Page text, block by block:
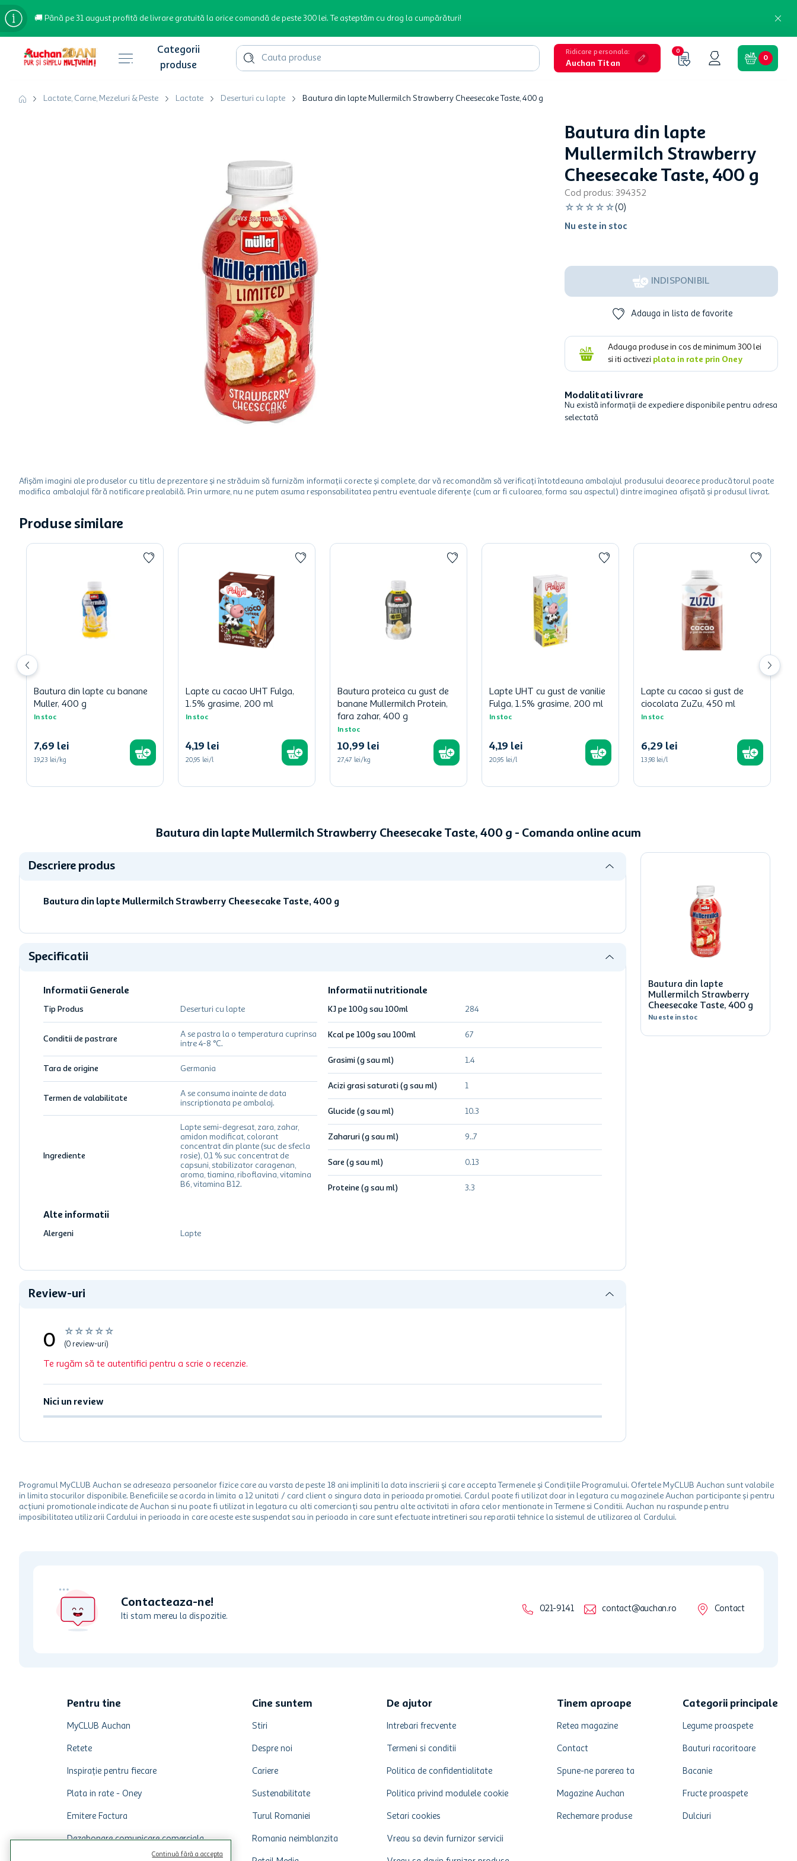
🚚 Până pe 31 august profită de livrare gratuită la orice comandă de peste 300 lei. Te așteptăm cu drag la cumpărături!
Cauta produse
hartie igienica
Ridicare personala:
Auchan Titan
0
0
Lactate, Carne, Mezeluri & Peste Lactate Deserturi cu lapte Bautura din lapte Mullermilch Strawberry Cheesecake Taste, 400 g
Bautura din lapte
Mullermilch Strawberry
Cheesecake Taste, 400 g
Cod produs: 394352
☆ ☆ ☆ ☆ ☆(0)
Nu este in stoc
INDISPONIBIL
Adauga in lista de favorite
Adauga produse in cos de minimum 300 lei
si iti activezi plata in rate prin Oney
Modalitati livrare
Nu există informații de expediere disponibile pentru adresa
selectată
Afișăm imagini ale produselor cu titlu de prezentare și ne străduim să furnizăm informații corecte și complete, dar vă recomandăm să verificați întotdeauna ambalajul produsului deoarece producătorul poate
modifica ambalajul fără notificare prealabilă. Prin urmare, nu ne putem asuma responsabilitatea pentru eventuale diferențe (cum ar fi culoarea, forma sau aspectul) dintre imaginea afișată și produsul livrat.
Produse similare
Bautura din lapte cu banane
Muller, 400 g
In stoc
7,69 lei
19,23 lei/kg
Lapte cu cacao UHT Fulga,
1.5% grasime, 200 ml
In stoc
4,19 lei
20,95 lei/l
Bautura proteica cu gust de
banane Mullermilch Protein,
fara zahar, 400 g
In stoc
10,99 lei
27,47 lei/kg
Lapte UHT cu gust de vanilie
Fulga, 1.5% grasime, 200 ml
In stoc
4,19 lei
20,95 lei/l
Lapte cu cacao si gust de
ciocolata ZuZu, 450 ml
In stoc
6,29 lei
13,98 lei/l
Bautura din lapte Mullermilch Strawberry Cheesecake Taste, 400 g - Comanda online acum
Descriere produs
Bautura din lapte Mullermilch Strawberry Cheesecake Taste, 400 g
Specificatii
Informatii Generale
Tip Produs Deserturi cu lapte
Conditii de pastrare
A se pastra la o temperatura cuprinsa
intre 4-8 °C.
Tara de origine Germania
Termen de valabilitate
A se consuma inainte de data
inscriptionata pe ambalaj.
Ingrediente
Lapte semi-degresat, zara, zahar,
amidon modificat, colorant
concentrat din plante (suc de sfecla
rosie), 0,1 % suc concentrat de
capsuni, stabilizator caragenan,
aroma, tiamina, riboflavina, vitamina
B6, vitamina B12.
Informatii nutritionale
KJ pe 100g sau 100ml 284
Kcal pe 100g sau 100ml 67
Grasimi (g sau ml) 1.4
Acizi grasi saturati (g sau ml) 1
Glucide (g sau ml) 10.3
Zaharuri (g sau ml) 9..7
Sare (g sau ml) 0.13
Proteine (g sau ml) 3.3
Alte informatii
Alergeni Lapte
Review-uri
☆ ☆ ☆ ☆ ☆
0 (0 review-uri)
Te rugăm să te autentifici pentru a scrie o recenzie.
Nici un review
Bautura din lapte
Mullermilch Strawberry
Cheesecake Taste, 400 g
Nu este in stoc
Programul MyCLUB Auchan se adreseaza persoanelor fizice care au varsta de peste 18 ani impliniti la data inscrierii și care accepta Termenele și Condițiile Programului. Ofertele MyCLUB Auchan sunt valabile
in limita stocurilor disponibile. Beneficiile se acorda in limita a 12 unitati / card client o singura data in perioada promotiei. Cardul poate fi utilizat doar in legatura cu magazinele Auchan participante și pentru
acțiuni promotionale indicate de Auchan si nu poate fi utilizat in legatura cu alti comercianți sau pentru alte activitati in afara celor mentionate in Termene si Conditii. Auchan nu raspunde pentru
imposibilitatea utilizarii Cardului in perioada in care aceste este suspendat sau in perioada in care sunt efectuate intretineri sau reparatii tehnice la sistemul de utilizarea al Cardului.
Contacteaza-ne!
Iti stam mereu la dispozitie.
021-9141 contact@auchan.ro Contact
Pentru tine
MyCLUB Auchan
Retete
Inspirație pentru fiecare
Plata in rate - Oney
Emitere Factura
Dezabonare comunicare comerciala
Cine suntem
Stiri
Despre noi
Cariere
Sustenabilitate
Turul Romaniei
Romania neimblanzita
De ajutor
Intrebari frecvente
Termeni si conditii
Politica de confidentialitate
Politica privind modulele cookie
Setari cookies
Vreau sa devin furnizor servicii
Tinem aproape
Retea magazine
Contact
Spune-ne parerea ta
Magazine Auchan
Rechemare produse
Categorii principale
Legume proaspete
Bauturi racoritoare
Bacanie
Fructe proaspete
Dulciuri
Continuă fără a accepta